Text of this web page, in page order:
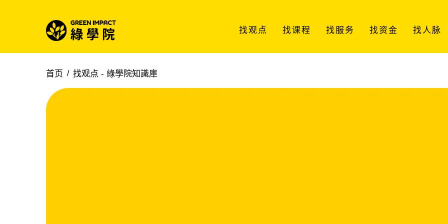
找观点 找课程 找服务 找资金 找人脉
首页 找观点 - 綠學院知識庫